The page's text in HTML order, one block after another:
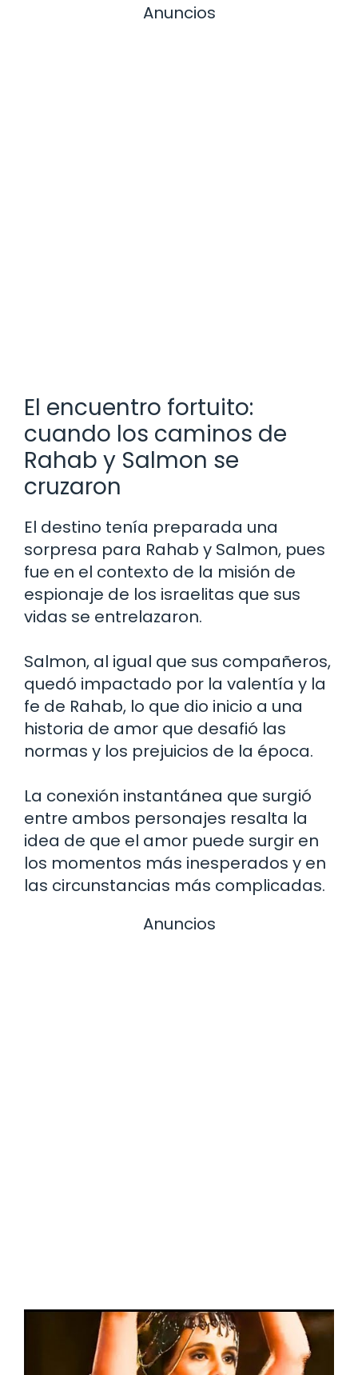
Anuncios
El encuentro fortuito:
cuando los caminos de
Rahab y Salmon se
cruzaron
El destino tenía preparada una
sorpresa para Rahab y Salmon, pues
fue en el contexto de la misión de
espionaje de los israelitas que sus
vidas se entrelazaron.
Salmon, al igual que sus compañeros,
quedó impactado por la valentía y la
fe de Rahab, lo que dio inicio a una
historia de amor que desafió las
normas y los prejuicios de la época.
La conexión instantánea que surgió
entre ambos personajes resalta la
idea de que el amor puede surgir en
los momentos más inesperados y en
las circunstancias más complicadas.
Anuncios